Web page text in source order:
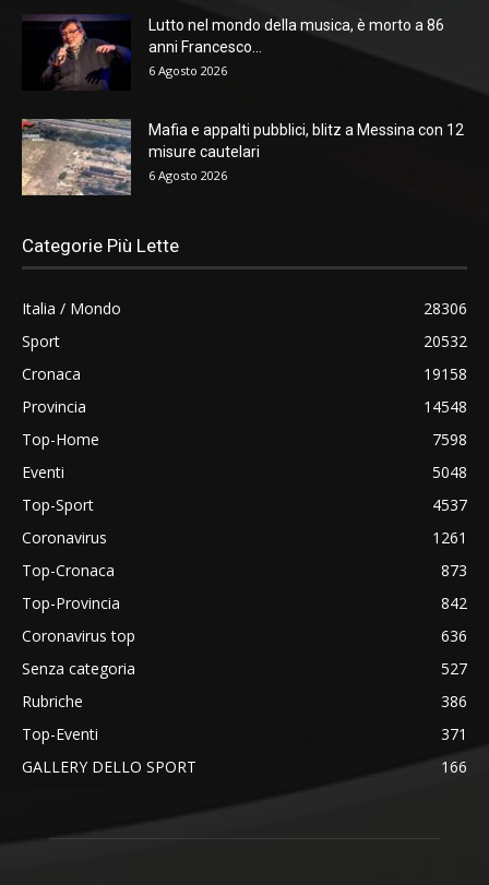
Lutto nel mondo della musica, è morto a 86
anni Francesco...
6 Agosto 2026
Mafia e appalti pubblici, blitz a Messina con 12
misure cautelari
6 Agosto 2026
Categorie Più Lette
Italia / Mondo
28306
Sport
20532
Cronaca
19158
Provincia
14548
Top-Home
7598
Eventi
5048
Top-Sport
4537
Coronavirus
1261
Top-Cronaca
873
Top-Provincia
842
Coronavirus top
636
Senza categoria
527
Rubriche
386
Top-Eventi
371
GALLERY DELLO SPORT
166